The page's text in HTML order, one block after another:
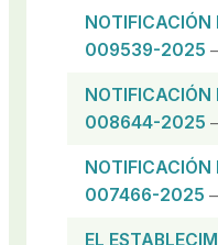
NOTIFICACIÓN
009539-2025
NOTIFICACIÓN
008644-2025
NOTIFICACIÓN
007466-2025
EL